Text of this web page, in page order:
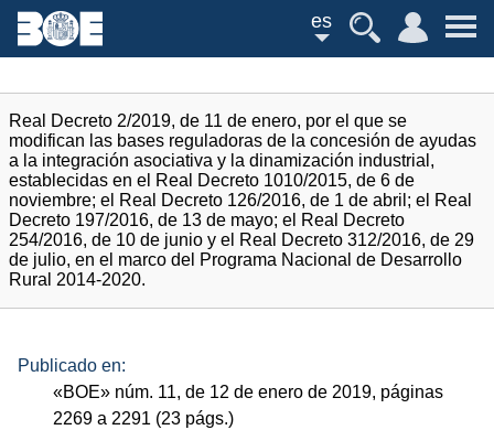
es
Real Decreto 2/2019, de 11 de enero, por el que se
modifican las bases reguladoras de la concesión de ayudas
a la integración asociativa y la dinamización industrial,
establecidas en el Real Decreto 1010/2015, de 6 de
noviembre; el Real Decreto 126/2016, de 1 de abril; el Real
Decreto 197/2016, de 13 de mayo; el Real Decreto
254/2016, de 10 de junio y el Real Decreto 312/2016, de 29
de julio, en el marco del Programa Nacional de Desarrollo
Rural 2014-2020.
Publicado en:
«BOE» núm. 11, de 12 de enero de 2019, páginas
2269 a 2291 (23 págs.)